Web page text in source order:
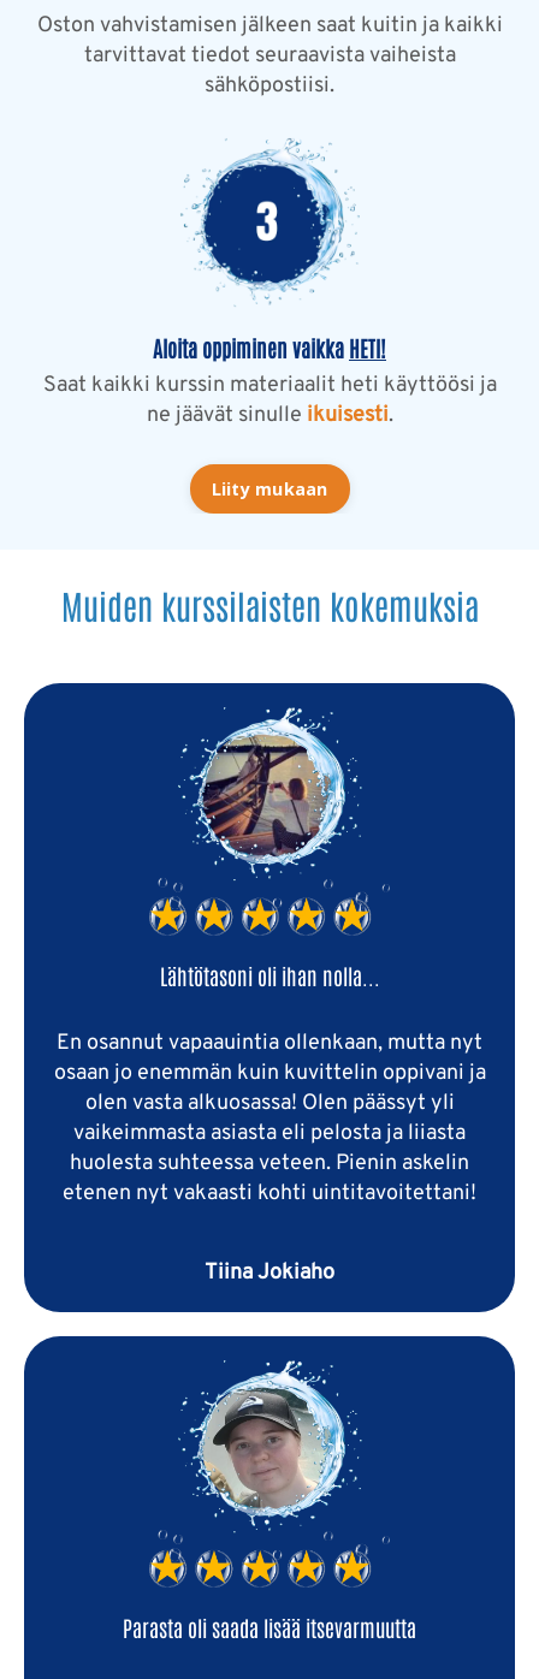
Oston vahvistamisen jälkeen saat kuitin ja kaikki
tarvittavat tiedot seuraavista vaiheista
sähköpostiisi.
Aloita oppiminen vaikka HETI!
Saat kaikki kurssin materiaalit heti käyttöösi ja
ne jäävät sinulle ikuisesti.
Liity mukaan
Muiden kurssilaisten kokemuksia
Lähtötasoni oli ihan nolla...
En osannut vapaauintia ollenkaan, mutta nyt
osaan jo enemmän kuin kuvittelin oppivani ja
olen vasta alkuosassa! Olen päässyt yli
vaikeimmasta asiasta eli pelosta ja liiasta
huolesta suhteessa veteen. Pienin askelin
etenen nyt vakaasti kohti uintitavoitettani!
Tiina Jokiaho
Parasta oli saada lisää itsevarmuutta